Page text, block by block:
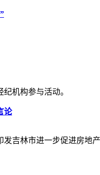
机构参与活动。
论
吉林市进一步促进房地